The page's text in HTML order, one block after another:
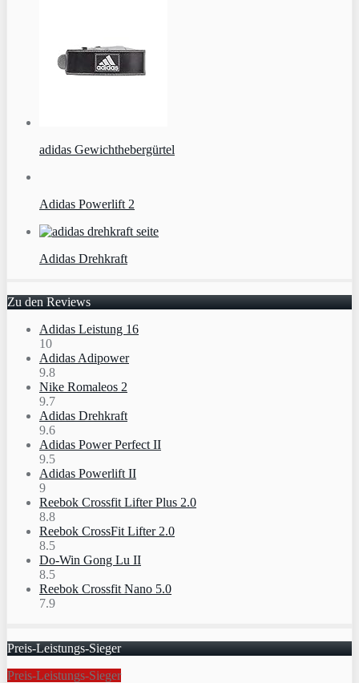
adidas Gewichthebergürtel
Adidas Powerlift 2
Adidas Drehkraft
Zu den Reviews
Adidas Leistung 16
10
Adidas Adipower
9.8
Nike Romaleos 2
9.7
Adidas Drehkraft
9.6
Adidas Power Perfect II
9.5
Adidas Powerlift II
9
Reebok Crossfit Lifter Plus 2.0
8.8
Reebok CrossFit Lifter 2.0
8.5
Do-Win Gong Lu II
8.5
Reebok Crossfit Nano 5.0
7.9
Preis-Leistungs-Sieger
Preis-Leistungs-Sieger